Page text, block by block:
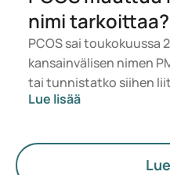
nimi tarkoittaa?
PCOS sai toukokuussa
kansainvälisen nimen
tai tunnistatko siihen
Lääketieteellisesti
aineenvaihduntaa ja
Lue lisää